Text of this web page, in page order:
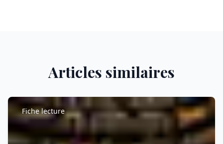
Articles similaires
Fiche lecture